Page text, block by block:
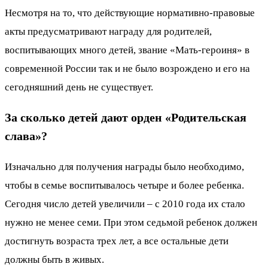
Несмотря на то, что действующие нормативно-правовые
акты предусматривают награду для родителей,
воспитывающих много детей, звание «Мать-героиня» в
современной России так и не было возрождено и его на
сегодняшний день не существует.
За сколько детей дают орден «Родительская
слава»?
Изначально для получения награды было необходимо,
чтобы в семье воспитывалось четыре и более ребенка.
Сегодня число детей увеличили – с 2010 года их стало
нужно не менее семи. При этом седьмой ребенок должен
достигнуть возраста трех лет, а все остальные дети
должны быть в живых.